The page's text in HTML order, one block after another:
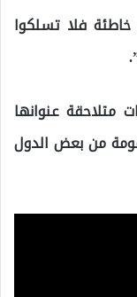
خاطئة فلا تسلكوا
عنوانها
من بعض الدول